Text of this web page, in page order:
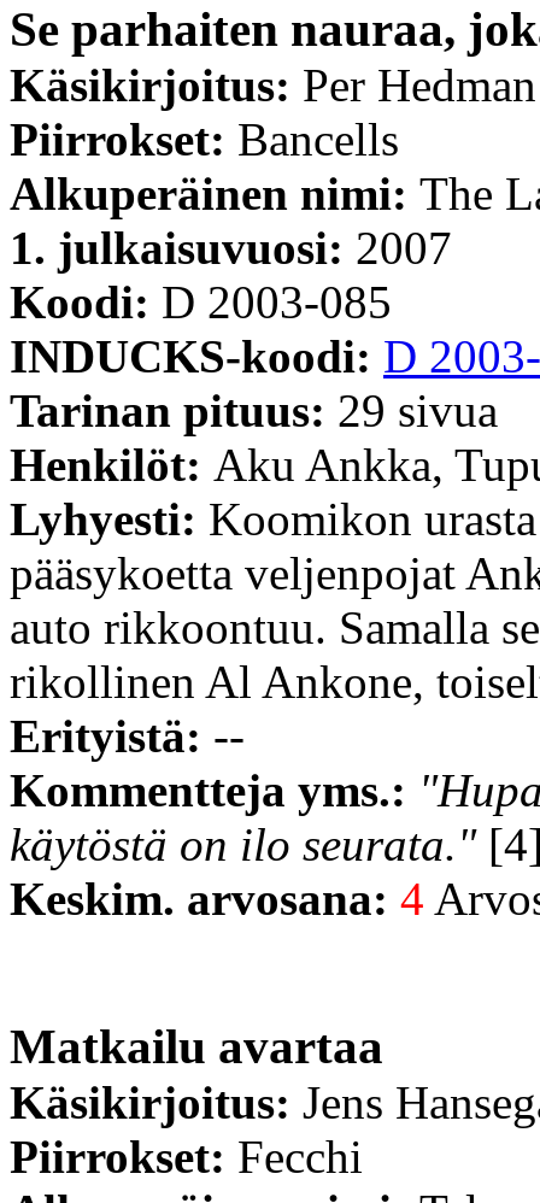
Se parhaiten nauraa,
Käsikirjoitus: Per Hedman
Piirrokset: Bancells
Alkuperäinen nimi: The
1. julkaisuvuosi: 2007
Koodi: D 2003-085
INDUCKS-koodi: D
Tarinan pituus: 29 sivua
Henkilöt: Aku Ankka,
Lyhyesti: Koomikon
pääsykoetta veljenpojat
auto rikkoontuu. Samalla
rikollinen Al Ankone,
Erityistä: --
Kommentteja yms.:
käytöstä on ilo seurata."
Keskim. arvosana: 4
Matkailu avartaa
Käsikirjoitus: Jens
Piirrokset: Fecchi